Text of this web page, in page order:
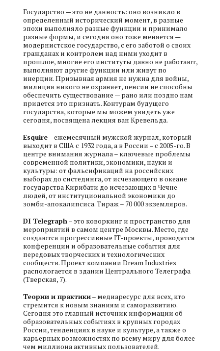
Государство — это не данность: оно возникло в
определенный исторический момент, в разные
эпохи выполняло разные функции и принимало
разные формы, и сегодня оно тоже меняется —
модернистское государство, с его заботой о своих
гражданах и контролем над ними уходит в
прошлое, многие его институты давно не работают,
выполняют другие функции или живут по
инерции. Призывная армия не нужна для войны,
милиция никого не охраняет, пенсии не способны
обеспечить существование — рано или поздно нам
придется это признать. Контурам будущего
государства, которые мы можем увидеть уже
сегодня, посвящена лекция ван Кревельда.
Esquire– ежемесячный мужской журнал, который
выходит в США с 1932 года, а в России – с 2005-го. В
центре внимания журнала – ключевые проблемы
современной политики, экономики, науки и
культуры: от фальсификаций на российских
выборах до систединга, от исчезающего в океане
государства Кирибати до исчезающих в Чечне
людей, от институциональной экономики до
зомби-апокалипсиса. Тираж – 70 000 экземляров.
DI Telegraph– это коворкинг и пространство для
мероприятий в самом центре Москвы. Место, где
создаются прогрессивные IT-проекты, проводятся
конференции и образовательные события для
передовых творческих и технологических
сообществ. Проект компании Dream Industries
распологается в здании Центрального Телеграфа
(Тверская, 7).
Теории и практики– медиаресурс для всех, кто
стремится к новым знаниям и саморазвитию.
Сегодня это главный источник информации об
образовательных событиях в крупных городах
России, тенденциях в науке и культуре, а также о
карьерных возможностях по всему миру для более
чем миллиона активных пользователей.